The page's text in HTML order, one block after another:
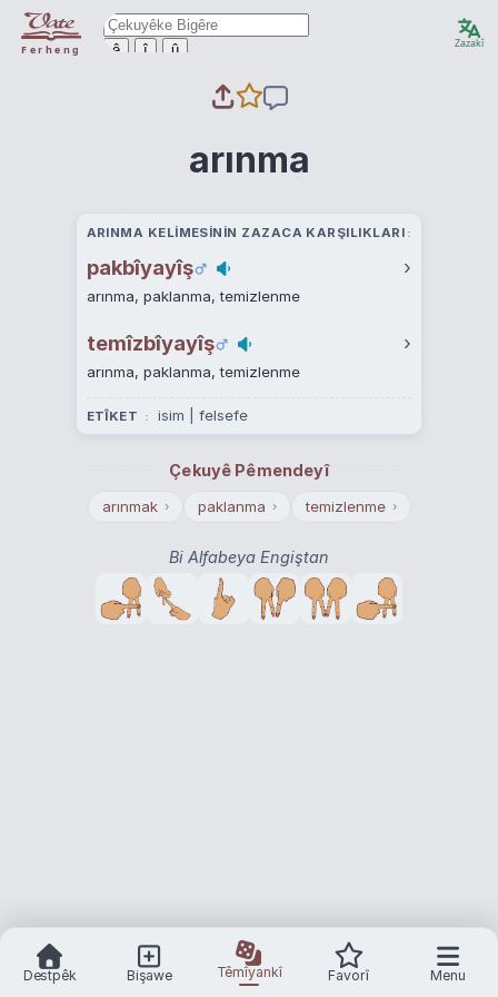
Ferheng ê î û Zazakî
arınma
ARINMA KELIMESININ ZAZACA KARŞILIKLARI
pakbîyayîş ›
arınma, paklanma, temizlenme
temîzbîyayîş ›
arınma, paklanma, temizlenme
ETÎKET isim | felsefe
Çekuyê Pêmendeyî
arınmak › paklanma › temizlenme ›
Bi Alfabeya Engiştan
Destpêk Bişawe Têmîyankî Favorî Menu